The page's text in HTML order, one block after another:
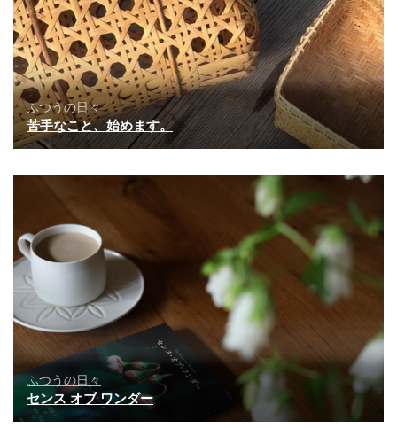
ふつうの日々
苦手なこと、始めます。
ふつうの日々
センス オブ ワンダー